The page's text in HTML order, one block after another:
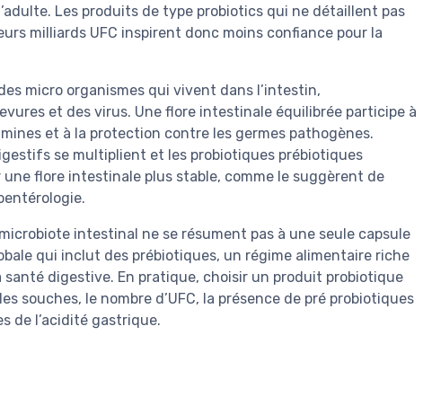
Les produits de type probiotics qui ne détaillent pas
milliards UFC inspirent donc moins confiance pour la
micro organismes qui vivent dans l’intestin,
et des virus. Une flore intestinale équilibrée participe à
et à la protection contre les germes pathogènes.
se multiplient et les probiotiques prébiotiques
flore intestinale plus stable, comme le suggèrent de
intestinal ne se résument pas à une seule capsule
qui inclut des prébiotiques, un régime alimentaire riche
santé digestive. En pratique, choisir un produit probiotique
souches, le nombre d’UFC, la présence de pré probiotiques
de l’acidité gastrique.